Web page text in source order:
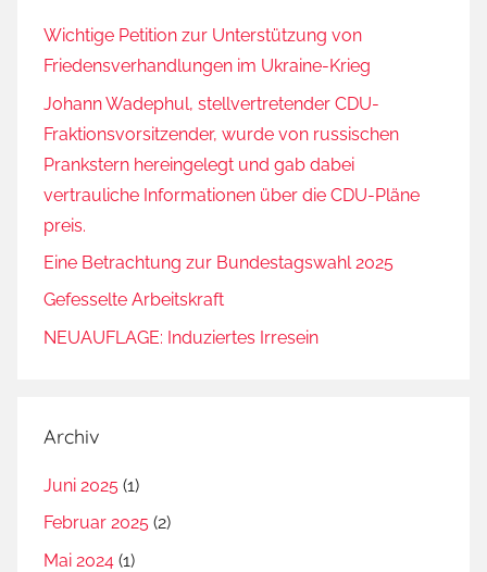
Wichtige Petition zur Unterstützung von
Friedensverhandlungen im Ukraine-Krieg
Johann Wadephul, stellvertretender CDU-
Fraktionsvorsitzender, wurde von russischen
Prankstern hereingelegt und gab dabei
vertrauliche Informationen über die CDU-Pläne
preis.
Eine Betrachtung zur Bundestagswahl 2025
Gefesselte Arbeitskraft
NEUAUFLAGE: Induziertes Irresein
Archiv
Juni 2025 (1)
Februar 2025 (2)
Mai 2024 (1)